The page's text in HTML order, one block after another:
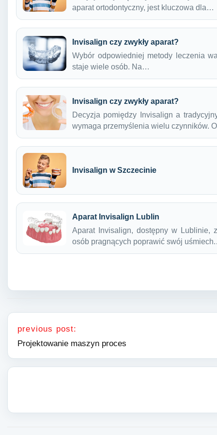
aparat ortodontyczny, jest kluczowa dla…
Invisalign czy zwykły aparat?
Wybór odpowiedniej metody leczenia
staje wiele osób. Na…
Invisalign czy zwykły aparat?
Decyzja pomiędzy Invisalign a
wymaga przemyślenia wielu czynników.
Invisalign w Szczecinie
Aparat Invisalign Lublin
Aparat Invisalign, dostępny w Lublinie,
osób pragnących poprawić swój
Nawigacja wpisu
previous post:
Projektowanie maszyn proces